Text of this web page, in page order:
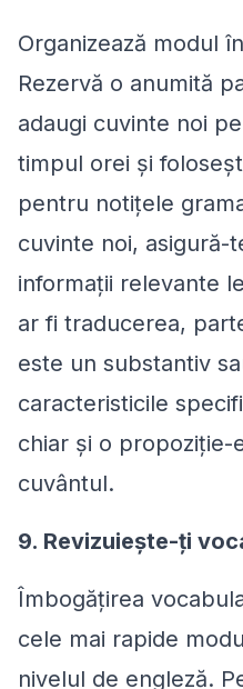
Organizează modul
Rezervă o anumită
adaugi cuvinte noi
timpul orei și
pentru notițele
cuvinte noi, asigură-
informații relevante
ar fi traducerea,
este un substantiv
caracteristicile
chiar și o
cuvântul.
9. Revizuiește-ți
Îmbogățirea
cele mai rapide
nivelul de engleză.